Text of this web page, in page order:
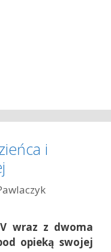
i
wraz z dwoma
opieką swojej